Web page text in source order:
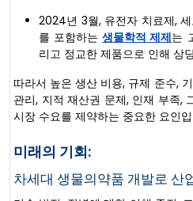
2024년 3월, 유전자 치료제,
를 포함하는생물학적 제제는
리고 정교한 제품으로 인해 상
따라서 높은 생산 비용, 규제 준수,
관리, 지적 재산권 문제, 인재 부족,
시장 수요를 제약하는 중요한 요인
미래의 기회:
차세대 생물의약품 개발로 산